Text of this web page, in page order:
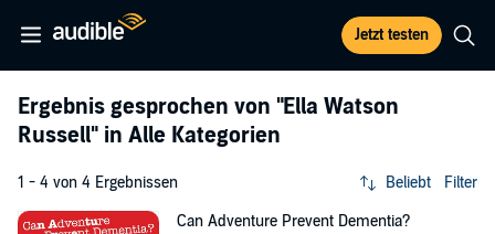
Jetzt testen
Ergebnis gesprochen von "Ella Watson
Russell" in Alle Kategorien
1 - 4 von 4 Ergebnissen Beliebt Filter
Can Adventure Prevent Dementia?